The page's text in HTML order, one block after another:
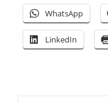
WhatsApp
LinkedIn